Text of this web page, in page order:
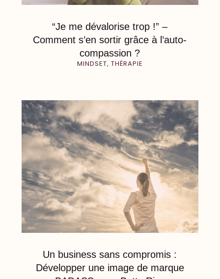
“Je me dévalorise trop !” –
Comment s’en sortir grâce à l’auto-
compassion ?
MINDSET, THÉRAPIE
Un business sans compromis :
Développer une image de marque